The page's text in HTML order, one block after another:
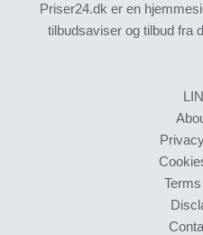
Priser24.dk er en
tilbudsaviser og tilbud fra